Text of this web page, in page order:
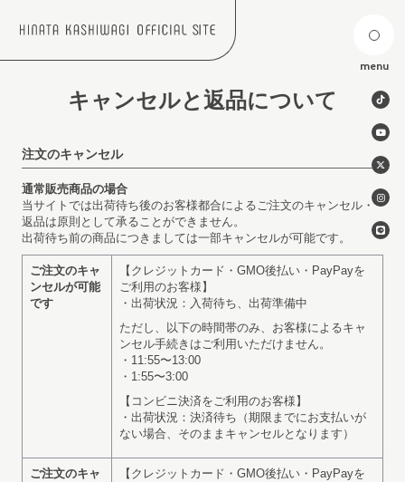
menu
キャンセルと返品について
注文のキャンセル
通常販売商品の場合
当サイトでは出荷待ち後のお客様都合によるご注文のキャンセル・
返品は原則として承ることができません。
出荷待ち前の商品につきましては一部キャンセルが可能です。
ご注文のキャ
ンセルが可能
です
【クレジットカード・GMO後払い・PayPayを
ご利用のお客様】
・出荷状況：入荷待ち、出荷準備中
ただし、以下の時間帯のみ、お客様によるキャ
ンセル手続きはご利用いただけません。
・11:55〜13:00
・1:55〜3:00
【コンビニ決済をご利用のお客様】
・出荷状況：決済待ち（期限までにお支払いが
ない場合、そのままキャンセルとなります）
ご注文のキャ
【クレジットカード・GMO後払い・PayPayを